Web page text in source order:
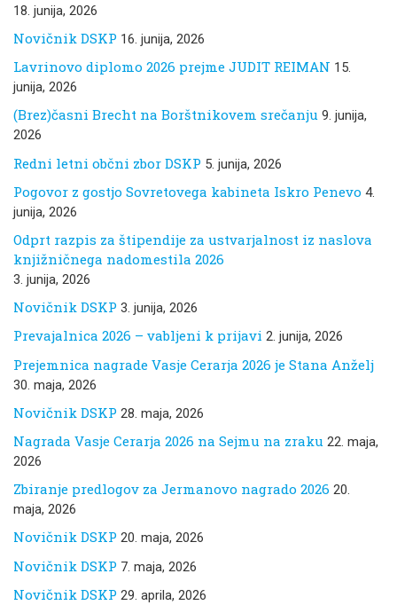
18. junija, 2026
Novičnik DSKP 16. junija, 2026
Lavrinovo diplomo 2026 prejme JUDIT REIMAN 15.
junija, 2026
(Brez)časni Brecht na Borštnikovem srečanju 9. junija,
2026
Redni letni občni zbor DSKP 5. junija, 2026
Pogovor z gostjo Sovretovega kabineta Iskro Penevo 4.
junija, 2026
Odprt razpis za štipendije za ustvarjalnost iz naslova
knjižničnega nadomestila 2026
3. junija, 2026
Novičnik DSKP 3. junija, 2026
Prevajalnica 2026 – vabljeni k prijavi 2. junija, 2026
Prejemnica nagrade Vasje Cerarja 2026 je Stana Anželj
30. maja, 2026
Novičnik DSKP 28. maja, 2026
Nagrada Vasje Cerarja 2026 na Sejmu na zraku 22. maja,
2026
Zbiranje predlogov za Jermanovo nagrado 2026 20.
maja, 2026
Novičnik DSKP 20. maja, 2026
Novičnik DSKP 7. maja, 2026
Novičnik DSKP 29. aprila, 2026